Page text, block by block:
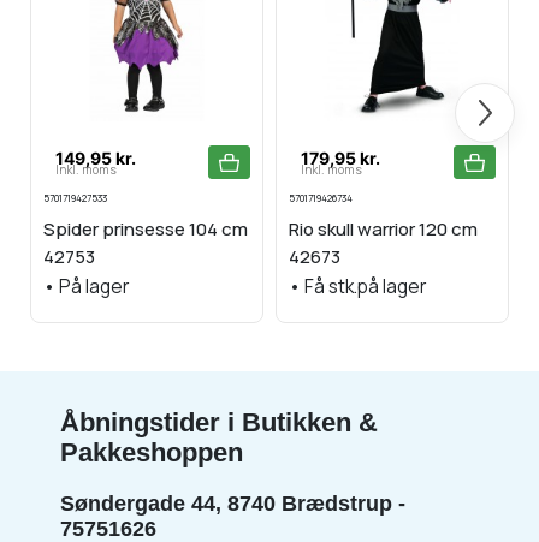
Næste
149,95 kr.
Inkl. moms
5701719427533
Spider prinsesse 104 cm
42753
• På lager
179,95 kr.
Inkl. moms
5701719426734
Rio skull warrior 120 cm
42673
• Få stk.på lager
Åbningstider i Butikken &
Pakkeshoppen
Søndergade 44, 8740 Brædstrup -
75751626